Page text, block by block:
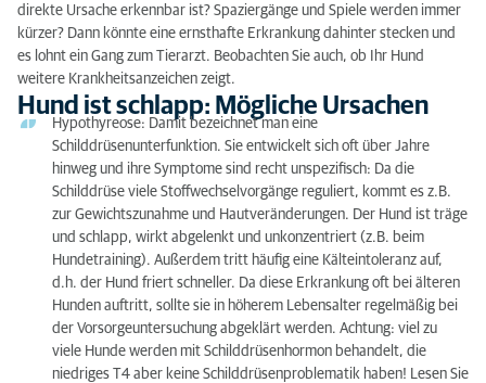
direkte Ursache erkennbar ist? Spaziergänge und Spiele werden immer
kürzer? Dann könnte eine ernsthafte Erkrankung dahinter stecken und
es lohnt ein Gang zum Tierarzt. Beobachten Sie auch, ob Ihr Hund
weitere Krankheitsanzeichen zeigt.
Hund ist schlapp: Mögliche Ursachen
Hypothyreose: Damit bezeichnet man eine
Schilddrüsenunterfunktion. Sie entwickelt sich oft über Jahre
hinweg und ihre Symptome sind recht unspezifisch: Da die
Schilddrüse viele Stoffwechselvorgänge reguliert, kommt es z.B.
zur Gewichtszunahme und Hautveränderungen. Der Hund ist träge
und schlapp, wirkt abgelenkt und unkonzentriert (z.B. beim
Hundetraining). Außerdem tritt häufig eine Kälteintoleranz auf,
d.h. der Hund friert schneller. Da diese Erkrankung oft bei älteren
Hunden auftritt, sollte sie in höherem Lebensalter regelmäßig bei
der Vorsorgeuntersuchung abgeklärt werden. Achtung: viel zu
viele Hunde werden mit Schilddrüsenhormon behandelt, die
niedriges T4 aber keine Schilddrüsenproblematik haben! Lesen Sie